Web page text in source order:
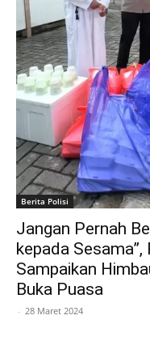
Berita Polisi
Jangan Pernah
kepada
Sampaikan
Buka Puasa
- 28 Maret 2024